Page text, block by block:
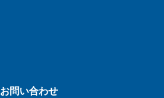
お問い合わせ